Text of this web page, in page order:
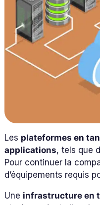
Les plateformes en
applications, tels que
Pour continuer la
d’équipements requis
Une infrastructure en